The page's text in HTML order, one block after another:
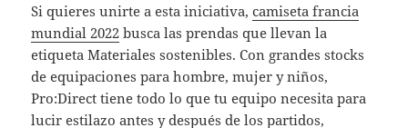
Si quieres unirte a esta iniciativa,camiseta francia
mundial 2022 busca las prendas que llevan la
etiqueta Materiales sostenibles. Con grandes stocks
de equipaciones para hombre, mujer y niños,
Pro:Direct tiene todo lo que tu equipo necesita para
lucir estilazo antes y después de los partidos,